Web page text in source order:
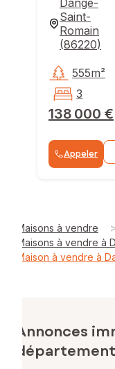
Saint-
Romain
(86220)
138 000 €
555m²
3
Appeler
Maisons à vendre
Maisons à vendre à
Maison à vendre à
Annonces
département